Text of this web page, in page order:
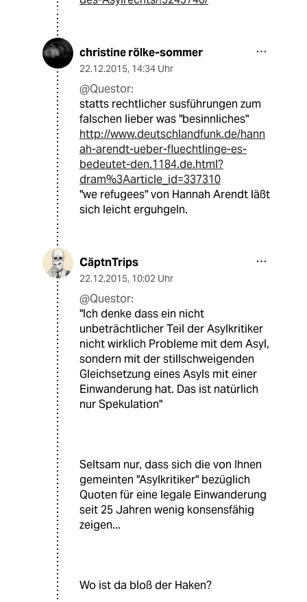
christine rölke-sommer
22.12.2015, 14:34 Uhr
@Questor:
statts rechtlicher susführungen zum
falschen lieber was "besinnliches"
http://www.deutschlandfunk.de/hann
ah-arendt-ueber-fluechtlinge-es-
bedeutet-den.1184.de.html?
dram%3Aarticle_id=337310
"we refugees" von Hannah Arendt läßt
sich leicht erguhgeln.
CäptnTrips
22.12.2015, 10:02 Uhr
@Questor:
"Ich denke dass ein nicht
unbeträchtlicher Teil der Asylkritiker
nicht wirklich Probleme mit dem Asyl,
sondern mit der stillschweigenden
Gleichsetzung eines Asyls mit einer
Einwanderung hat. Das ist natürlich
nur Spekulation"
Seltsam nur, dass sich die von Ihnen
gemeinten "Asylkritiker" bezüglich
Quoten für eine legale Einwanderung
seit 25 Jahren wenig konsensfähig
zeigen...
Wo ist da bloß der Haken?